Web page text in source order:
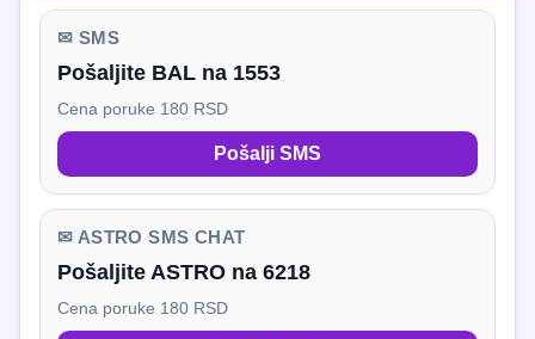
✉ SMS
Pošaljite BAL na 1553
Cena poruke 180 RSD
Pošalji SMS
✉ ASTRO SMS CHAT
Pošaljite ASTRO na 6218
Cena poruke 180 RSD